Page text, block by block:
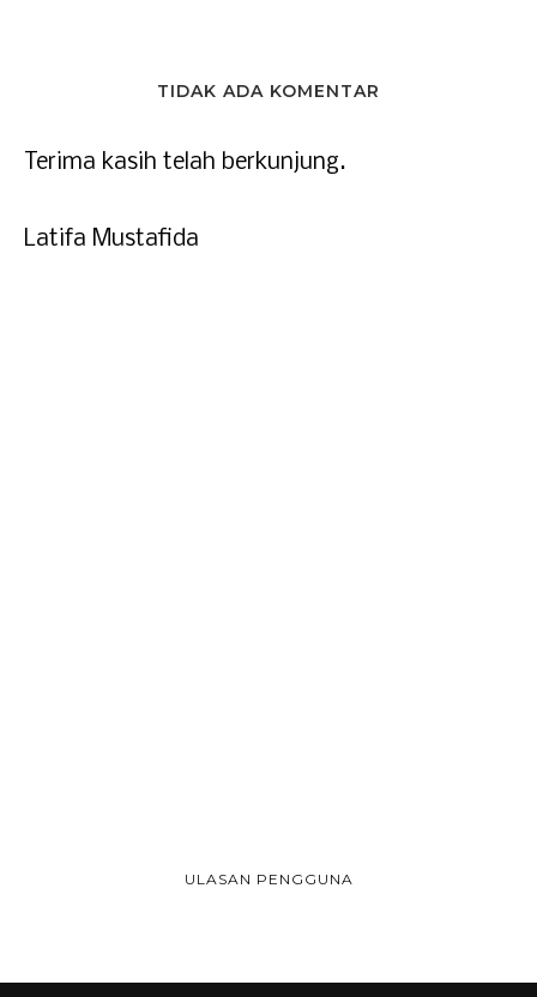
TIDAK ADA KOMENTAR
Terima kasih telah berkunjung.
Latifa Mustafida
ULASAN PENGGUNA